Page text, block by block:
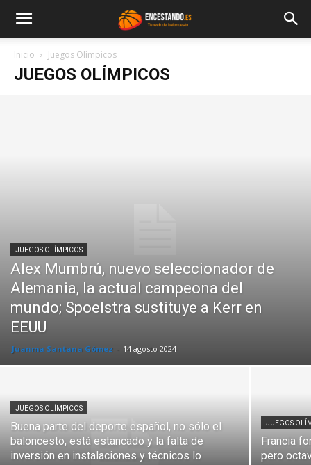
Inicio Juegos Olímpicos
JUEGOS OLÍMPICOS
JUEGOS OLÍMPICOS
Alex Mumbrú, nuevo seleccionador de
Alemania, la actual campeona del
mundo; Spoelstra sustituye a Kerr en
EEUU
Juanma Santana Gómez - 14 agosto 2024
JUEGOS OLÍMPICOS
Buena parte del deporte español, no sólo el
baloncesto, está estancado y la falta de
inversión en instalaciones y técnicos lo
JUEGOS
Francia
pero